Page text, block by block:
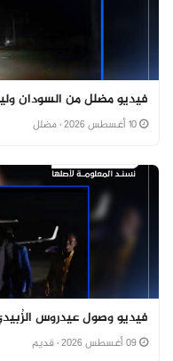
فيديو مضلل من السودان
· مضلل
فيديو وصول عيدروس
· قديم